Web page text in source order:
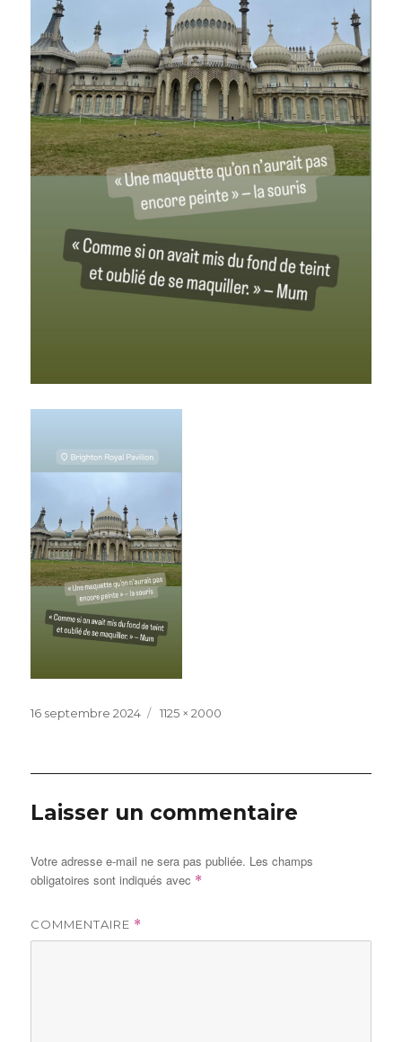
Publié
16 septembre 2024
Taille
1125 × 2000
Laisser un commentaire
Votre adresse e-mail ne sera pas publiée. Les champs
obligatoires sont indiqués avec *
COMMENTAIRE *